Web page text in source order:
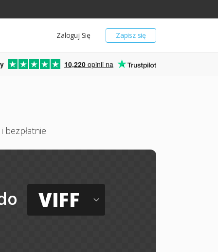
Zapisz się
Zaloguj Się
10,220 opinii na
VIFF